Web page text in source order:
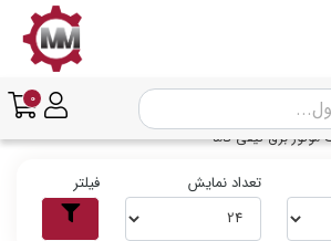
0
موتور برق کیفی کاما
تعداد نمایش فیلتر